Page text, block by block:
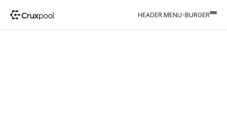
HEADER.MENU-BURGER